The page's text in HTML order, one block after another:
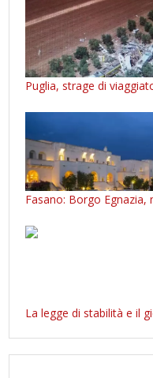
Puglia, strage di
Fasano: Borgo
La legge di stabilità e il